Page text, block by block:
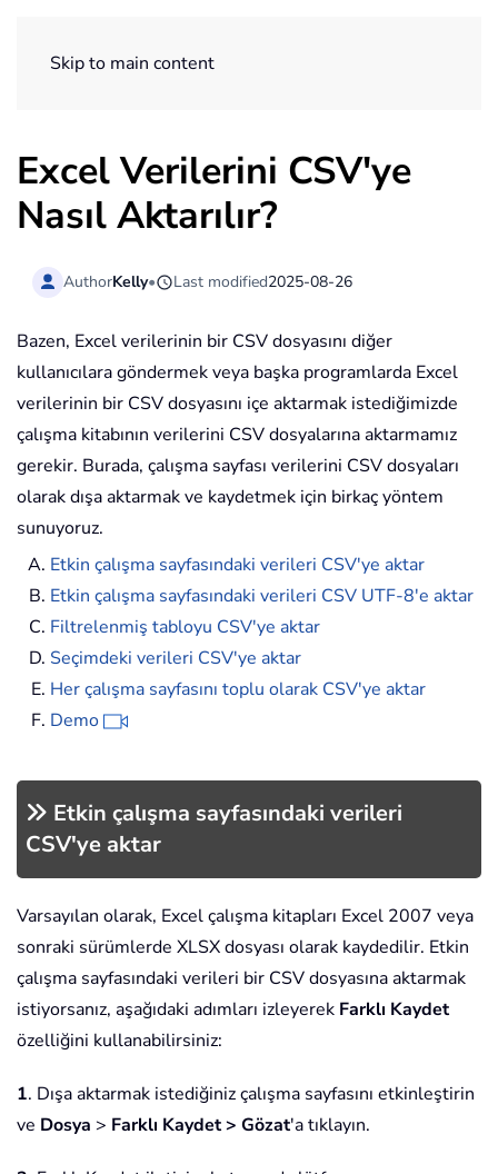
Skip to main content
Excel Verilerini CSV'ye
Nasıl Aktarılır?
AuthorKelly• Last modified2025-08-26
Bazen, Excel verilerinin bir CSV dosyasını diğer
kullanıcılara göndermek veya başka programlarda Excel
verilerinin bir CSV dosyasını içe aktarmak istediğimizde
çalışma kitabının verilerini CSV dosyalarına aktarmamız
gerekir. Burada, çalışma sayfası verilerini CSV dosyaları
olarak dışa aktarmak ve kaydetmek için birkaç yöntem
sunuyoruz.
Etkin çalışma sayfasındaki verileri CSV'ye aktar
Etkin çalışma sayfasındaki verileri CSV UTF-8'e aktar
Filtrelenmiş tabloyu CSV'ye aktar
Seçimdeki verileri CSV'ye aktar
Her çalışma sayfasını toplu olarak CSV'ye aktar
Demo
Etkin çalışma sayfasındaki verileri
CSV'ye aktar
Varsayılan olarak, Excel çalışma kitapları Excel 2007 veya
sonraki sürümlerde XLSX dosyası olarak kaydedilir. Etkin
çalışma sayfasındaki verileri bir CSV dosyasına aktarmak
istiyorsanız, aşağıdaki adımları izleyerek Farklı Kaydet
özelliğini kullanabilirsiniz:
1. Dışa aktarmak istediğiniz çalışma sayfasını etkinleştirin
ve Dosya > Farklı Kaydet > Gözat'a tıklayın.